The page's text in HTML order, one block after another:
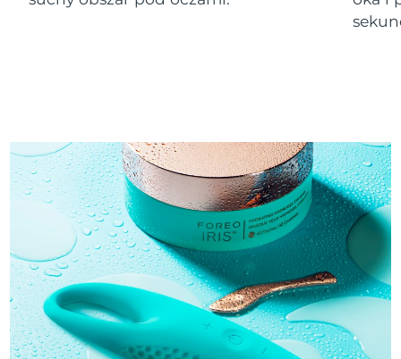
Korea Południowa
Oczekiwany czas dostawy
8/11/26
Hiszpania
Oczekiwany czas dostawy
8/9/26
Szwecja
Oczekiwany czas dostawy
8/9/26
Szwajcaria
Oczekiwany czas dostawy
8/9/26